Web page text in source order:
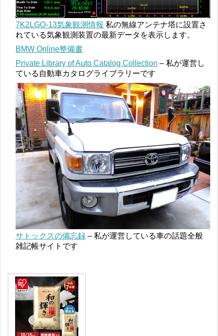
7K2LGO-13気象観測情報 私の無線アンテナ塔に設置さ
れている気象観測装置の最新データを表示します。
BMW Online整備書
Private Library of Auto Catalog Collection – 私が運営し
ている自動車カタログライブラリーです
サトックスの備忘録 – 私が運営している車の話題全般
雑記帳サイトです